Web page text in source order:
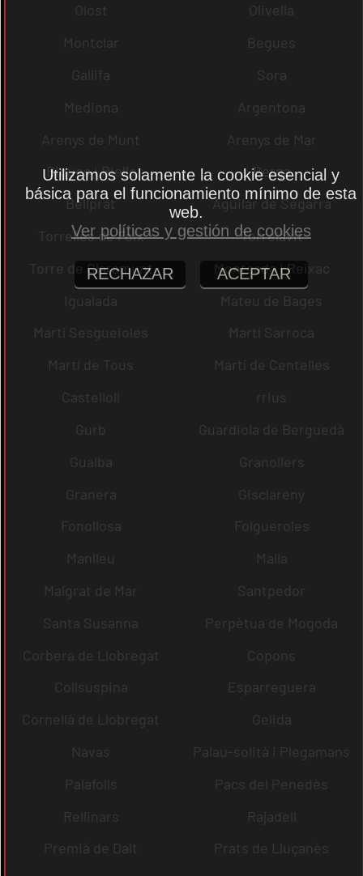
Olost
Olivella
Montclar
Begues
Gallifa
Sora
Mediona
Argentona
Arenys de Munt
Arenys de Mar
Bigues i Riells
Berga
Bellprat
Aguilar de Segarra
Torrelles de Foix
Torrelavit
Torre de Claramunt
Montcada i Reixac
Igualada
Mateu de Bages
Martí Sesgueioles
Martí Sarroca
Martí de Tous
Martí de Centelles
Castellolí
rrius
Gurb
Guardiola de Berguedà
Gualba
Granollers
Granera
Gisclareny
Fonollosa
Folgueroles
Manlleu
Malla
Malgrat de Mar
Santpedor
Santa Susanna
Perpètua de Mogoda
Corbera de Llobregat
Copons
Collsuspina
Esparreguera
Cornellà de Llobregat
Gelida
Navas
Palau-solità i Plegamans
Palafolls
Pacs del Penedès
Rellinars
Rajadell
Premià de Dalt
Prats de Lluçanès
Utilizamos solamente la cookie esencial y
básica para el funcionamiento mínimo de esta
web.
Ver políticas y gestión de cookies
RECHAZAR ACEPTAR